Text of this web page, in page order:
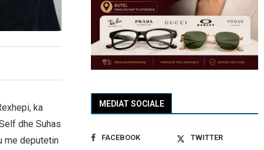
ka
dhe Suhas
me deputetin
MEDIAT SOCIALE
FACEBOOK
TWITTER